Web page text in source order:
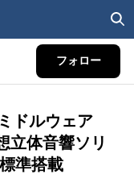
フォロー
ドルウェア
立体音響ソリ
準搭載